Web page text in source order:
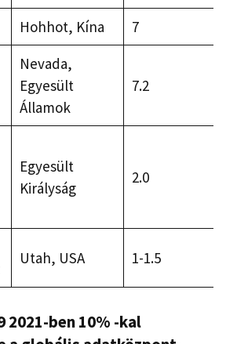
Hohhot, Kína
7
Nevada,
Egyesült
Államok
7.2
Egyesült
Királyság
2.0
Utah, USA 1-1.5
2021-ben 10% -kal